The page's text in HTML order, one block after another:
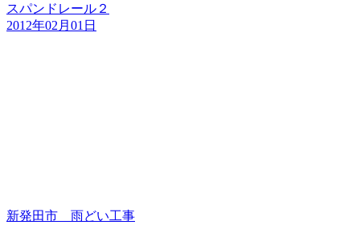
スパンドレール２
2012年02月01日
新発田市 雨どい工事